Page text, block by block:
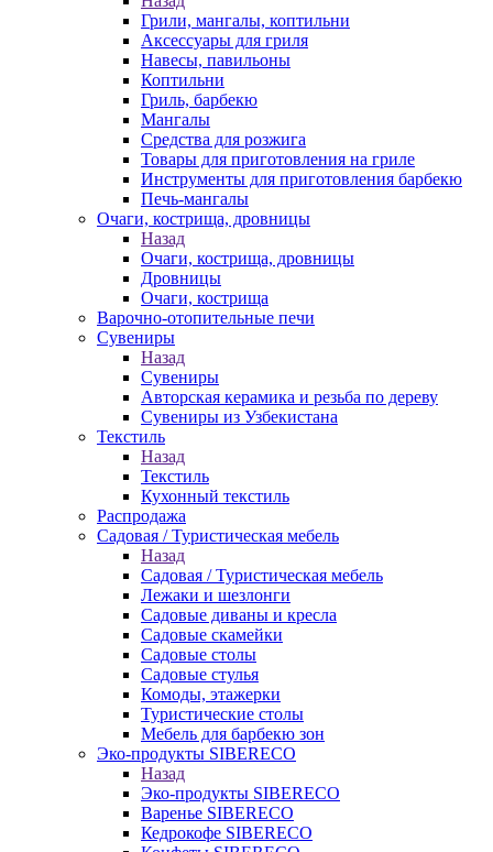
Грили, мангалы, коптильни
Аксессуары для гриля
Навесы, павильоны
Коптильни
Гриль, барбекю
Мангалы
Средства для розжига
Товары для приготовления на гриле
Инструменты для приготовления барбекю
Печь-мангалы
Очаги, кострища, дровницы
Назад
Очаги, кострища, дровницы
Дровницы
Очаги, кострища
Варочно-отопительные печи
Сувениры
Назад
Сувениры
Авторская керамика и резьба по дереву
Сувениры из Узбекистана
Текстиль
Назад
Текстиль
Кухонный текстиль
Распродажа
Садовая / Туристическая мебель
Назад
Садовая / Туристическая мебель
Лежаки и шезлонги
Садовые диваны и кресла
Садовые скамейки
Садовые столы
Садовые стулья
Комоды, этажерки
Туристические столы
Мебель для барбекю зон
Эко-продукты SIBERECO
Назад
Эко-продукты SIBERECO
Варенье SIBERECO
Кедрокофе SIBERECO